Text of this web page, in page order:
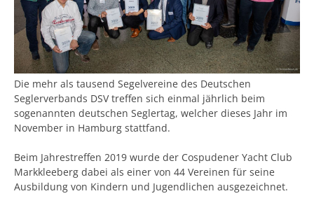
Die mehr als tausend Segelvereine des Deutschen
Seglerverbands DSV treffen sich einmal jährlich beim
sogenannten deutschen Seglertag, welcher dieses Jahr im
November in Hamburg stattfand.
Beim Jahrestreffen 2019 wurde der Cospudener Yacht Club
Markkleeberg dabei als einer von 44 Vereinen für seine
Ausbildung von Kindern und Jugendlichen ausgezeichnet.